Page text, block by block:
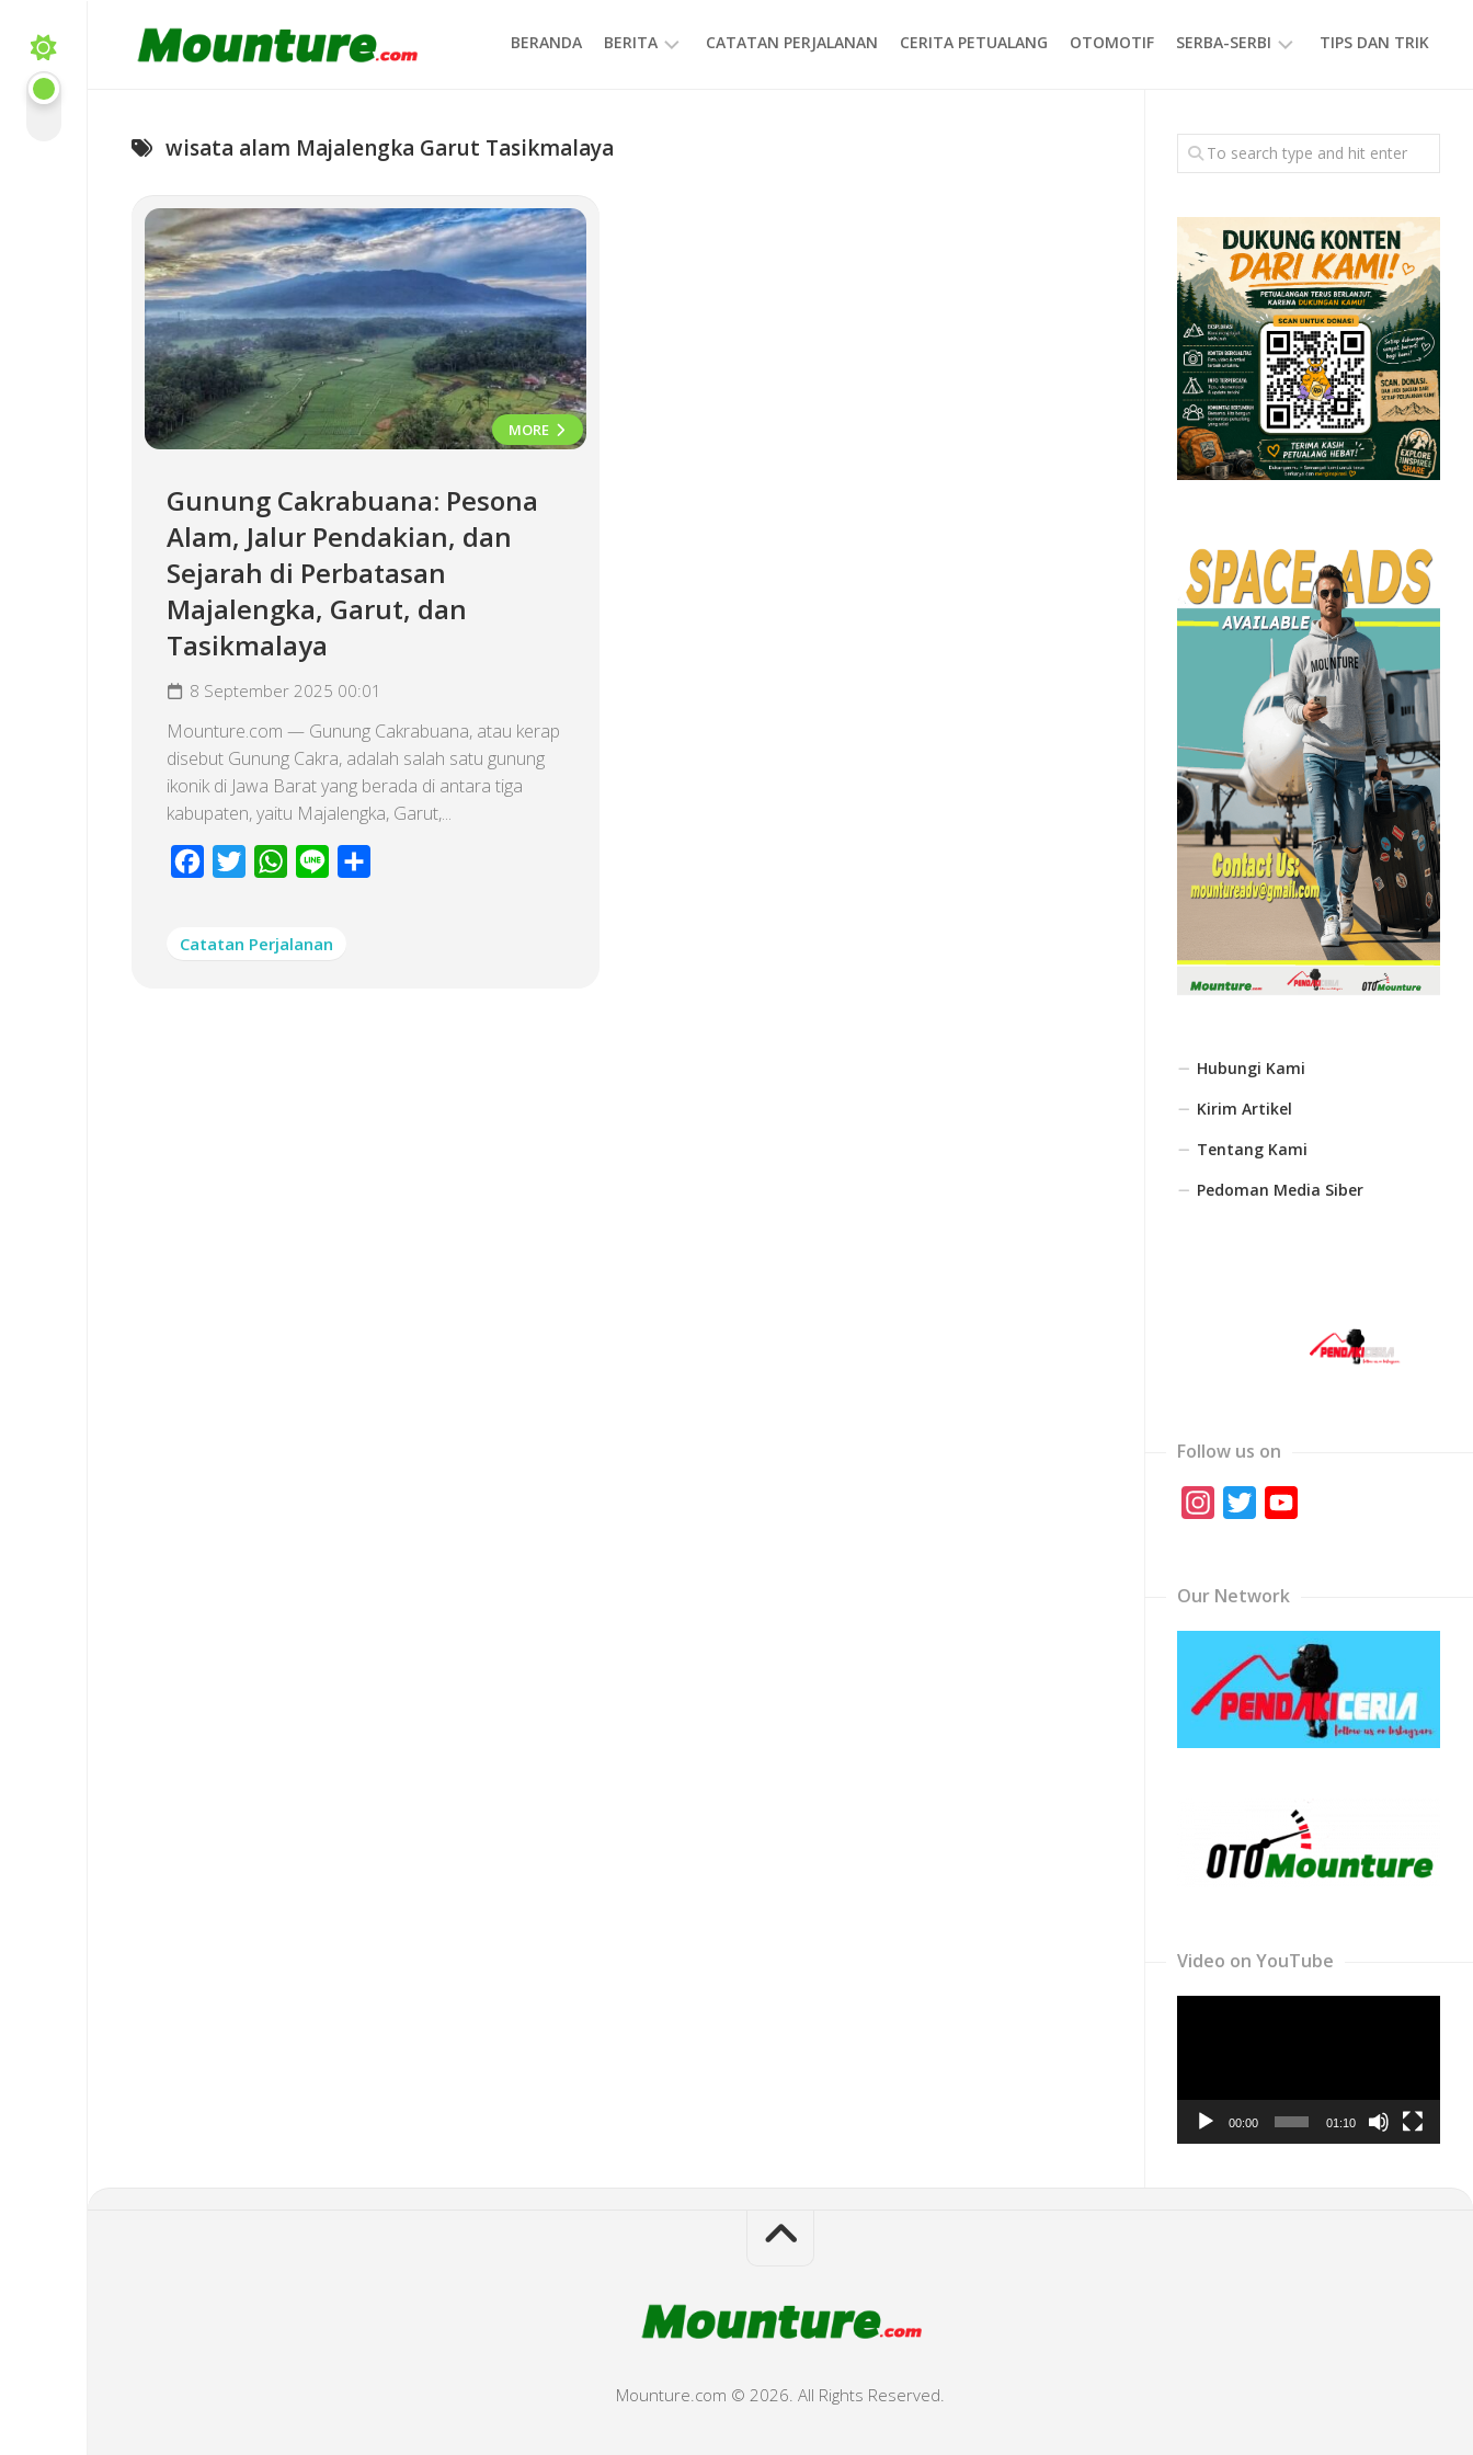
content
BERANDA BERITA CATATAN PERJALANAN CERITA PETUALANG OTOMOTIF SERBA-SERBI
GAYA
HIDUP
TIPS DAN TRIK
wisata alam Majalengka Garut Tasikmalaya
MORE
Gunung Cakrabuana: Pesona
Alam, Jalur Pendakian, dan
Sejarah di Perbatasan
Majalengka, Garut, dan
Tasikmalaya
8 September 2025 00:01
Mounture.com — Gunung Cakrabuana, atau kerap
disebut Gunung Cakra, adalah salah satu gunung
ikonik di Jawa Barat yang berada di antara tiga
kabupaten, yaitu Majalengka, Garut,...
Facebook
Twitter WhatsApp
Line
Catatan Perjalanan
Hubungi Kami
Kirim Artikel
Tentang Kami
Pedoman Media Siber
Follow us on
Instagram
Twitter
Our Network
Video on YouTube
00:00 01:10
Mounture.com © 2026. All Rights Reserved.